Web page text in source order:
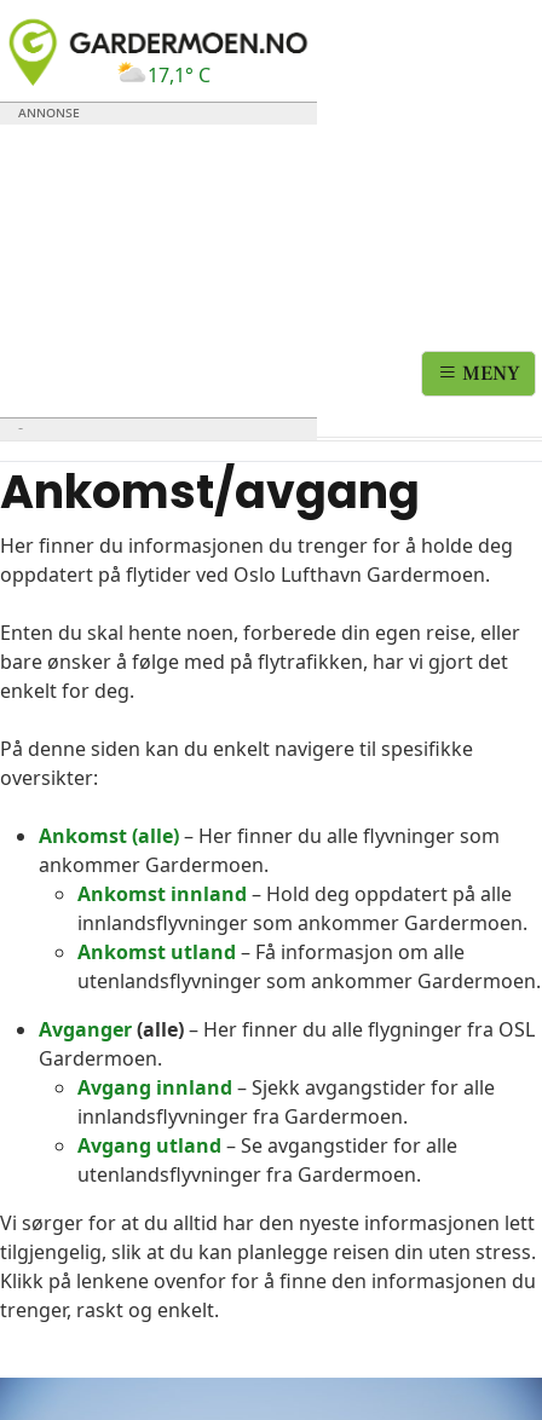
17,1° C
MENY
Ankomst/avgang
Her finner du informasjonen du trenger for å holde deg
oppdatert på flytider ved Oslo Lufthavn Gardermoen.
Enten du skal hente noen, forberede din egen reise, eller
bare ønsker å følge med på flytrafikken, har vi gjort det
enkelt for deg.
På denne siden kan du enkelt navigere til spesifikke
oversikter:
Ankomst (alle)– Her finner du alle flyvninger som
ankommer Gardermoen.
Ankomst innland – Hold deg oppdatert på alle
innlandsflyvninger som ankommer Gardermoen.
Ankomst utland – Få informasjon om alle
utenlandsflyvninger som ankommer Gardermoen.
Avganger(alle)– Her finner du alle flygninger fra OSL
Gardermoen.
Avgang innland – Sjekk avgangstider for alle
innlandsflyvninger fra Gardermoen.
Avgang utland – Se avgangstider for alle
utenlandsflyvninger fra Gardermoen.
Vi sørger for at du alltid har den nyeste informasjonen lett
tilgjengelig, slik at du kan planlegge reisen din uten stress.
Klikk på lenkene ovenfor for å finne den informasjonen du
trenger, raskt og enkelt.